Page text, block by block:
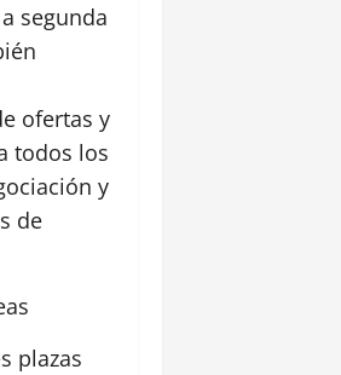
segunda
ofertas y
todos los
y
de
plazas